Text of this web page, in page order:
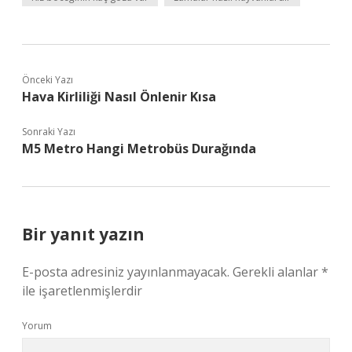
Önceki Yazı
Hava Kirliliği Nasıl Önlenir Kısa
Sonraki Yazı
M5 Metro Hangi Metrobüs Durağında
Bir yanıt yazın
E-posta adresiniz yayınlanmayacak. Gerekli alanlar*
ile işaretlenmişlerdir
Yorum